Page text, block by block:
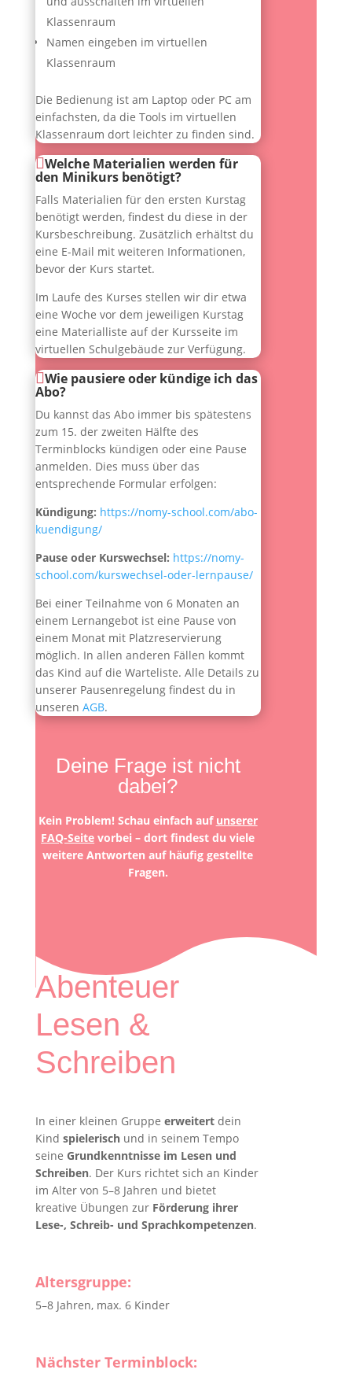
Klassenraum
Namen eingeben im virtuellen
Klassenraum
Die Bedienung ist am Laptop oder PC am
einfachsten, da die Tools im virtuellen
Klassenraum dort leichter zu finden sind.
Welche Materialien werden für
den Minikurs benötigt?
Falls Materialien für den ersten Kurstag
benötigt werden, findest du diese in der
Kursbeschreibung. Zusätzlich erhältst du
eine E-Mail mit weiteren Informationen,
bevor der Kurs startet.
Im Laufe des Kurses stellen wir dir etwa
eine Woche vor dem jeweiligen Kurstag
eine Materialliste auf der Kursseite im
virtuellen Schulgebäude zur Verfügung.
Wie pausiere oder kündige ich das
Abo?
Du kannst das Abo immer bis spätestens
zum 15. der zweiten Hälfte des
Terminblocks kündigen oder eine Pause
anmelden. Dies muss über das
entsprechende Formular erfolgen:
Kündigung: https://nomy-school.com/abo-
kuendigung/
Pause oder Kurswechsel: https://nomy-
school.com/kurswechsel-oder-lernpause/
Bei einer Teilnahme von 6 Monaten an
einem Lernangebot ist eine Pause von
einem Monat mit Platzreservierung
möglich. In allen anderen Fällen kommt
das Kind auf die Warteliste. Alle Details zu
unserer Pausenregelung findest du in
unseren AGB.
Deine Frage ist nicht
dabei?
Kein Problem! Schau einfach auf unserer
FAQ-Seite vorbei – dort findest du viele
weitere Antworten auf häufig gestellte
Fragen.
Abenteuer
Lesen &
Schreiben
In einer kleinen Gruppe erweitertdein
Kind spielerischund in seinem Tempo
seine Grundkenntnisse im Lesen und
Schreiben. Der Kurs richtet sich an Kinder
im Alter von 5–8 Jahren und bietet
kreative Übungen zur Förderung ihrer
Lese-, Schreib- und Sprachkompetenzen.
Altersgruppe:
5–8 Jahren, max. 6 Kinder
Nächster Terminblock: